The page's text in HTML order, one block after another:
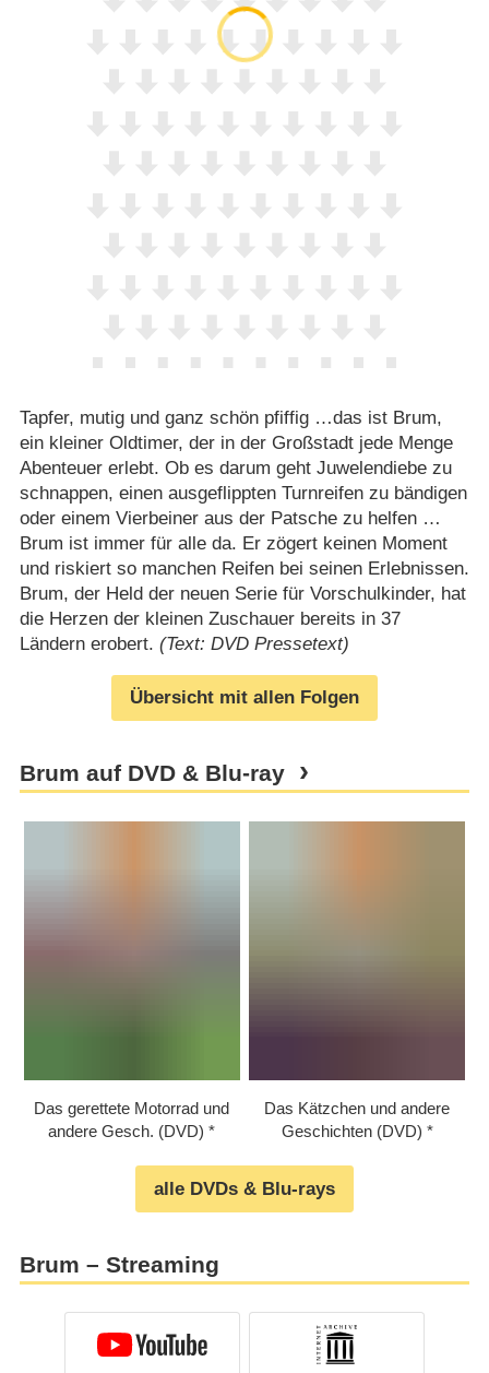
Tapfer, mutig und ganz schön pfiffig …das ist Brum,
ein kleiner Oldtimer, der in der Großstadt jede Menge
Abenteuer erlebt. Ob es darum geht Juwelendiebe zu
schnappen, einen ausgeflippten Turnreifen zu bändigen
oder einem Vierbeiner aus der Patsche zu helfen …
Brum ist immer für alle da. Er zögert keinen Moment
und riskiert so manchen Reifen bei seinen Erlebnissen.
Brum, der Held der neuen Serie für Vorschulkinder, hat
die Herzen der kleinen Zuschauer bereits in 37
Ländern erobert. (Text: DVD Pressetext)
Übersicht mit allen Folgen
Brum auf DVD & Blu-ray
Das gerettete Motorrad und
andere Gesch. (DVD)
Das Kätzchen und andere
Geschichten (DVD)
alle DVDs & Blu-rays
Brum – Streaming